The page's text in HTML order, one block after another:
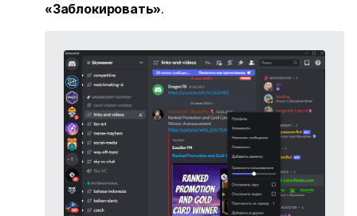
«Заблокировать».